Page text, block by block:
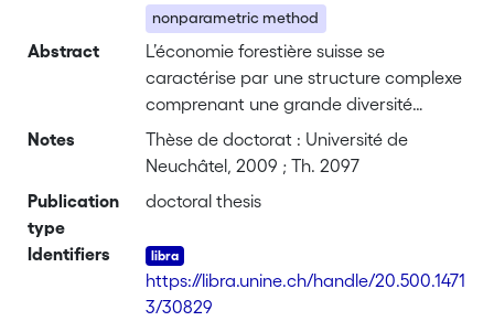
nonparametric method
Abstract
L’économie forestière suisse se
caractérise par une structure complexe
comprenant une grande diversité
d’activités et de types d’entreprises. Ce
travail constitue une analyse empirique
exploitations forestières publiques en
Lothar » qui a touché l’Europe de
l’Ouest à fin décembre 1999. La période
étudiée va de 1998 à 2003. En
Notes
Thèse de doctorat : Université de
Neuchâtel, 2009 ; Th. 2097
Publication
type
doctoral thesis
Identifiers
https://libra.unine.ch/handle/20.500.1471
3/30829